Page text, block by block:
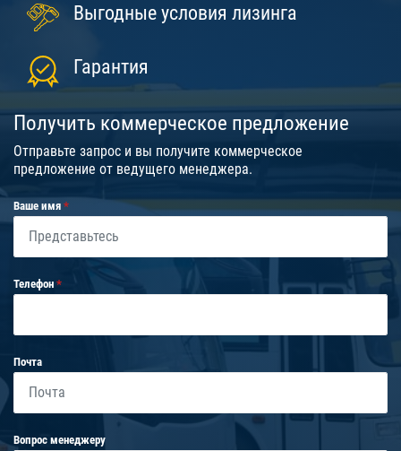
Выгодные условия лизинга
Гарантия
Получить коммерческое предложение
Отправьте запрос и вы получите коммерческое
предложение от ведущего менеджера.
Ваше имя
Телефон
Почта
Вопрос менеджеру